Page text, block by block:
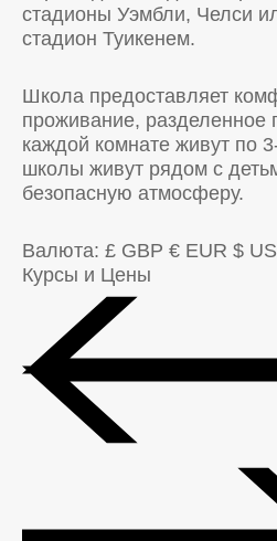
стадионы Уэмбли, Челси
стадион Туикенем.
Школа предоставляет
проживание, разделенное
каждой комнате живут по
школы живут рядом с
безопасную атмосферу.
Валюта: £ GBP € EUR $
Курсы и Цены